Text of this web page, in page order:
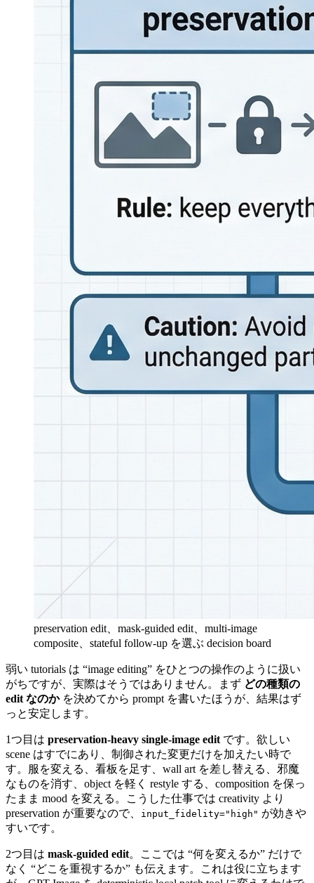
preservation edit、mask-guided edit、multi-image
composite、stateful follow-up を選ぶ decision board
弱い tutorials は “image editing” をひとつの操作のように扱い
がちですが、実際はそうではありません。まず どの種類の
edit なのかを決めてから prompt を書いたほうが、結果はず
っと安定します。
1つ目は preservation-heavy single-image edit です。欲しい
scene はすでにあり、制御された変更だけを加えたい時で
す。服を変える、看板を足す、wall art を差し替える、邪魔
なものを消す、object を軽く restyle する、composition を保っ
たまま mood を変える。こうした仕事では creativity より
preservation が重要なので、
input_fidelity="high" が効きや
すいです。
2つ目は mask-guided edit。ここでは “何を変えるか” だけで
なく “どこを重視するか” も伝えます。これは役に立ちます